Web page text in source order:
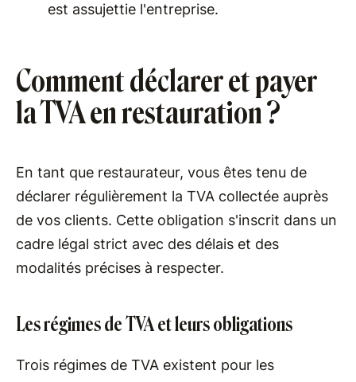
est assujettie l'entreprise.
Comment déclarer et payer
la TVA en restauration ?
En tant que restaurateur, vous êtes tenu de
déclarer régulièrement la TVA collectée auprès
de vos clients. Cette obligation s'inscrit dans un
cadre légal strict avec des délais et des
modalités précises à respecter.
Les régimes de TVA et leurs obligations
Trois régimes de TVA existent pour les